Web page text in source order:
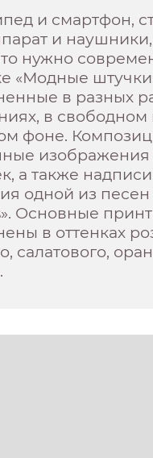
и смартфон,
и
нужно
«Модные
в разных
в
фоне.
изображения
а также
одной из
Основные
в оттенках
салатового,